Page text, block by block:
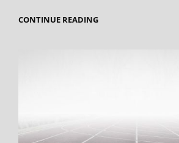
CONTINUE READINGBASIS-